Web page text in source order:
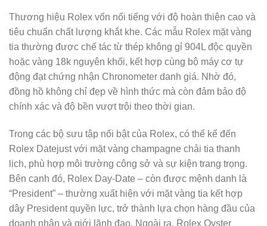
Thương hiệu Rolex vốn nổi tiếng với độ hoàn thiện cao và
tiêu chuẩn chất lượng khắt khe. Các mẫu Rolex mặt vàng
tia thường được chế tác từ thép không gỉ 904L độc quyền
hoặc vàng 18k nguyên khối, kết hợp cùng bộ máy cơ tự
động đạt chứng nhận Chronometer danh giá. Nhờ đó,
đồng hồ không chỉ đẹp về hình thức mà còn đảm bảo độ
chính xác và độ bền vượt trội theo thời gian.
Trong các bộ sưu tập nổi bật của Rolex, có thể kể đến
Rolex Datejustvới mặt vàng champagne chải tia thanh
lịch, phù hợp môi trường công sở và sự kiện trang trọng.
Bên cạnh đó, Rolex Day-Date – còn được mệnh danh là
“President” – thường xuất hiện với mặt vàng tia kết hợp
dây President quyền lực, trở thành lựa chọn hàng đầu của
doanh nhân và giới lãnh đạo. Ngoài ra, Rolex Oyster